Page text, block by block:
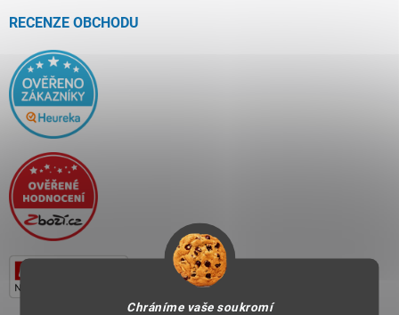
Chráníme vaše soukromí
RECENZE OBCHODU